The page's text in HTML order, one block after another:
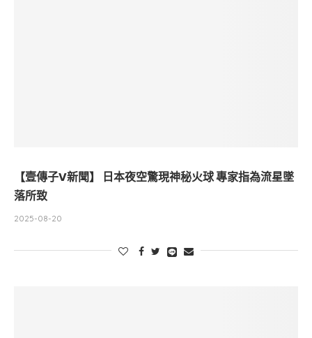
【壹傳子V新聞】 日本夜空驚現神秘火球 專家指為流星墜
落所致
2025-08-20